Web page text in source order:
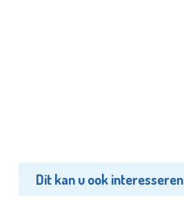
Dit kan u ook interesseren